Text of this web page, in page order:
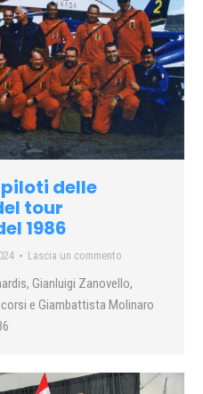
delle
tour
1986
Lascia un commento
Gianluigi Zanovello,
e Giambattista Molinaro